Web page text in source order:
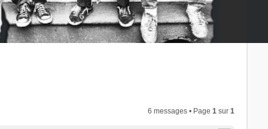
6 messages • Page1 sur1